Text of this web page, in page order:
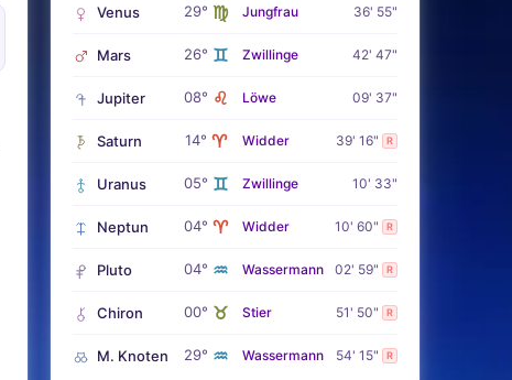
Venus 29° ♍ Jungfrau 36' 55"
Mars 26° ♊ Zwillinge 42' 47"
Jupiter 08° ♌ Löwe 09' 37"
Saturn 14° ♈ Widder 39' 16" R
Uranus 05° ♊ Zwillinge 10' 33"
Neptun 04° ♈ Widder 10' 60" R
Pluto 04° ♒ Wassermann 02' 59" R
Chiron 00° ♉ Stier 51' 50" R
M. Knoten 29° ♒ Wassermann 54' 15" R